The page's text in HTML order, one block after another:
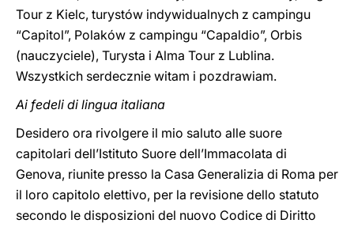
Tour z Kielc, turystów indywidualnych z campingu
“Capitol”, Polaków z campingu “Capaldio”, Orbis
(nauczyciele), Turysta i Alma Tour z Lublina.
Wszystkich serdecznie witam i pozdrawiam.
Ai fedeli di lingua italiana
Desidero ora rivolgere il mio saluto alle suore
capitolari dell’Istituto Suore dell’Immacolata di
Genova, riunite presso la Casa Generalizia di Roma per
il loro capitolo elettivo, per la revisione dello statuto
secondo le disposizioni del nuovo Codice di Diritto